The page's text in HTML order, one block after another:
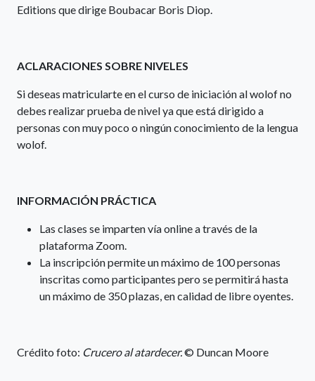
Editions que dirige Boubacar Boris Diop.
ACLARACIONES SOBRE NIVELES
Si deseas matricularte en el curso de iniciación al wolof no
debes realizar prueba de nivel ya que está dirigido a
personas con muy poco o ningún conocimiento de la lengua
wolof.
INFORMACIÓN PRÁCTICA
Las clases se imparten vía online a través de la
plataforma Zoom.
La inscripción permite un máximo de 100 personas
inscritas como participantes pero se permitirá hasta
un máximo de 350 plazas, en calidad de libre oyentes.
Crédito foto: Crucero al atardecer.© Duncan Moore